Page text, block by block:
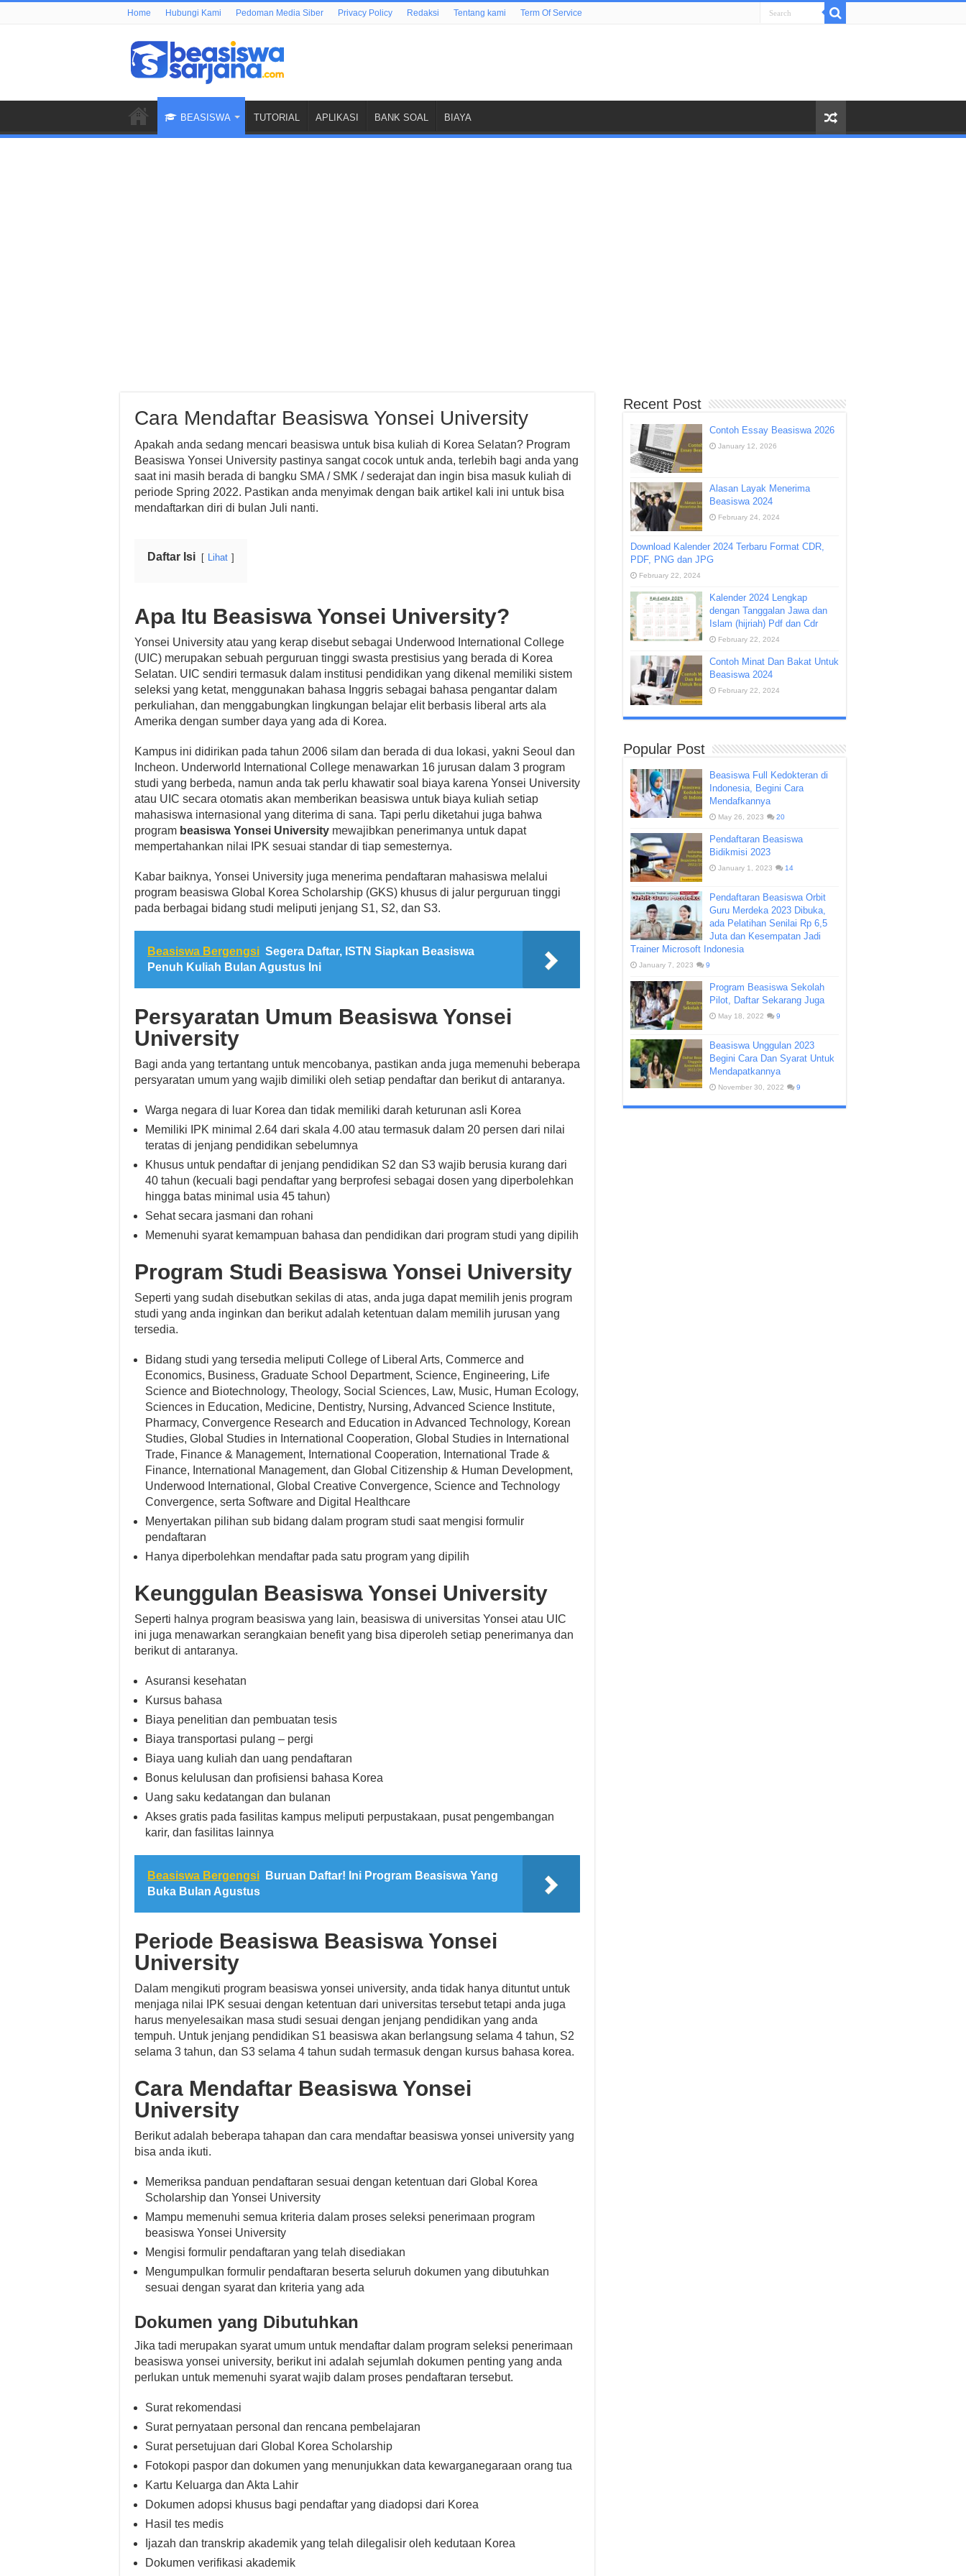
Home Hubungi Kami Pedoman Media Siber Privacy Policy Redaksi Tentang kami Term Of Service
BEASISWA TUTORIAL APLIKASI BANK SOAL BIAYA
Cara Mendaftar Beasiswa Yonsei University
Apakah anda sedang mencari beasiswa untuk bisa kuliah di Korea Selatan? Program
Beasiswa Yonsei University pastinya sangat cocok untuk anda, terlebih bagi anda yang
saat ini masih berada di bangku SMA / SMK / sederajat dan ingin bisa masuk kuliah di
periode Spring 2022. Pastikan anda menyimak dengan baik artikel kali ini untuk bisa
mendaftarkan diri di bulan Juli nanti.
Daftar Isi Lihat
Apa Itu Beasiswa Yonsei University?
Yonsei University atau yang kerap disebut sebagai Underwood International College
(UIC) merupakan sebuah perguruan tinggi swasta prestisius yang berada di Korea
Selatan. UIC sendiri termasuk dalam institusi pendidikan yang dikenal memiliki sistem
seleksi yang ketat, menggunakan bahasa Inggris sebagai bahasa pengantar dalam
perkuliahan, dan menggabungkan lingkungan belajar elit berbasis liberal arts ala
Amerika dengan sumber daya yang ada di Korea.
Kampus ini didirikan pada tahun 2006 silam dan berada di dua lokasi, yakni Seoul dan
Incheon. Underworld International College menawarkan 16 jurusan dalam 3 program
studi yang berbeda, namun anda tak perlu khawatir soal biaya karena Yonsei University
atau UIC secara otomatis akan memberikan beasiswa untuk biaya kuliah setiap
mahasiswa internasional yang diterima di sana. Tapi perlu diketahui juga bahwa
program beasiswa Yonsei University mewajibkan penerimanya untuk dapat
mempertahankan nilai IPK sesuai standar di tiap semesternya.
Kabar baiknya, Yonsei University juga menerima pendaftaran mahasiswa melalui
program beasiswa Global Korea Scholarship (GKS) khusus di jalur perguruan tinggi
pada berbagai bidang studi meliputi jenjang S1, S2, dan S3.
Beasiswa Bergengsi Segera Daftar, ISTN Siapkan Beasiswa
Penuh Kuliah Bulan Agustus Ini
Persyaratan Umum Beasiswa Yonsei
University
Bagi anda yang tertantang untuk mencobanya, pastikan anda juga memenuhi beberapa
persyaratan umum yang wajib dimiliki oleh setiap pendaftar dan berikut di antaranya.
Warga negara di luar Korea dan tidak memiliki darah keturunan asli Korea
Memiliki IPK minimal 2.64 dari skala 4.00 atau termasuk dalam 20 persen dari nilai
teratas di jenjang pendidikan sebelumnya
Khusus untuk pendaftar di jenjang pendidikan S2 dan S3 wajib berusia kurang dari
40 tahun (kecuali bagi pendaftar yang berprofesi sebagai dosen yang diperbolehkan
hingga batas minimal usia 45 tahun)
Sehat secara jasmani dan rohani
Memenuhi syarat kemampuan bahasa dan pendidikan dari program studi yang dipilih
Program Studi Beasiswa Yonsei University
Seperti yang sudah disebutkan sekilas di atas, anda juga dapat memilih jenis program
studi yang anda inginkan dan berikut adalah ketentuan dalam memilih jurusan yang
tersedia.
Bidang studi yang tersedia meliputi College of Liberal Arts, Commerce and
Economics, Business, Graduate School Department, Science, Engineering, Life
Science and Biotechnology, Theology, Social Sciences, Law, Music, Human Ecology,
Sciences in Education, Medicine, Dentistry, Nursing, Advanced Science Institute,
Pharmacy, Convergence Research and Education in Advanced Technology, Korean
Studies, Global Studies in International Cooperation, Global Studies in International
Trade, Finance & Management, International Cooperation, International Trade &
Finance, International Management, dan Global Citizenship & Human Development,
Underwood International, Global Creative Convergence, Science and Technology
Convergence, serta Software and Digital Healthcare
Menyertakan pilihan sub bidang dalam program studi saat mengisi formulir
pendaftaran
Hanya diperbolehkan mendaftar pada satu program yang dipilih
Keunggulan Beasiswa Yonsei University
Seperti halnya program beasiswa yang lain, beasiswa di universitas Yonsei atau UIC
ini juga menawarkan serangkaian benefit yang bisa diperoleh setiap penerimanya dan
berikut di antaranya.
Asuransi kesehatan
Kursus bahasa
Biaya penelitian dan pembuatan tesis
Biaya transportasi pulang – pergi
Biaya uang kuliah dan uang pendaftaran
Bonus kelulusan dan profisiensi bahasa Korea
Uang saku kedatangan dan bulanan
Akses gratis pada fasilitas kampus meliputi perpustakaan, pusat pengembangan
karir, dan fasilitas lainnya
Beasiswa Bergengsi
Buruan Daftar! Ini Program Beasiswa Yang
Buka Bulan Agustus
Periode Beasiswa Beasiswa Yonsei
University
Dalam mengikuti program beasiswa yonsei university, anda tidak hanya dituntut untuk
menjaga nilai IPK sesuai dengan ketentuan dari universitas tersebut tetapi anda juga
harus menyelesaikan masa studi sesuai dengan jenjang pendidikan yang anda
tempuh. Untuk jenjang pendidikan S1 beasiswa akan berlangsung selama 4 tahun, S2
selama 3 tahun, dan S3 selama 4 tahun sudah termasuk dengan kursus bahasa korea.
Cara Mendaftar Beasiswa Yonsei
University
Berikut adalah beberapa tahapan dan cara mendaftar beasiswa yonsei university yang
bisa anda ikuti.
Memeriksa panduan pendaftaran sesuai dengan ketentuan dari Global Korea
Scholarship dan Yonsei University
Mampu memenuhi semua kriteria dalam proses seleksi penerimaan program
beasiswa Yonsei University
Mengisi formulir pendaftaran yang telah disediakan
Mengumpulkan formulir pendaftaran beserta seluruh dokumen yang dibutuhkan
sesuai dengan syarat dan kriteria yang ada
Dokumen yang Dibutuhkan
Jika tadi merupakan syarat umum untuk mendaftar dalam program seleksi penerimaan
beasiswa yonsei university, berikut ini adalah sejumlah dokumen penting yang anda
perlukan untuk memenuhi syarat wajib dalam proses pendaftaran tersebut.
Surat rekomendasi
Surat pernyataan personal dan rencana pembelajaran
Surat persetujuan dari Global Korea Scholarship
Fotokopi paspor dan dokumen yang menunjukkan data kewarganegaraan orang tua
Kartu Keluarga dan Akta Lahir
Dokumen adopsi khusus bagi pendaftar yang diadopsi dari Korea
Hasil tes medis
Ijazah dan transkrip akademik yang telah dilegalisir oleh kedutaan Korea
Dokumen verifikasi akademik
Recent Post
Contoh Essay Beasiswa 2026
January 12, 2026
Alasan Layak Menerima
Beasiswa 2024
February 24, 2024
Download Kalender 2024 Terbaru Format CDR,
PDF, PNG dan JPG
February 22, 2024
Kalender 2024 Lengkap
dengan Tanggalan Jawa dan
Islam (hijriah) Pdf dan Cdr
February 22, 2024
Contoh Minat Dan Bakat Untuk
Beasiswa 2024
February 22, 2024
Popular Post
Beasiswa Full Kedokteran di
Indonesia, Begini Cara
Mendafkannya
May 26, 2023 20
Pendaftaran Beasiswa
Bidikmisi 2023
January 1, 2023 14
Pendaftaran Beasiswa Orbit
Guru Merdeka 2023 Dibuka,
ada Pelatihan Senilai Rp 6,5
Juta dan Kesempatan Jadi
Trainer Microsoft Indonesia
January 7, 2023 9
Program Beasiswa Sekolah
Pilot, Daftar Sekarang Juga
May 18, 2022 9
Beasiswa Unggulan 2023
Begini Cara Dan Syarat Untuk
Mendapatkannya
November 30, 2022 9